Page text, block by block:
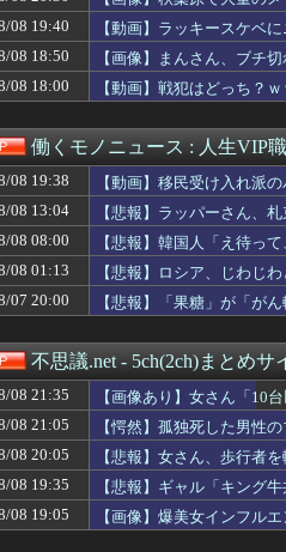
【画像】最近のJKの体育祭、もはや風
38歳格闘家さん「批判覚悟で言います
【悲報】中国の強者女性「年齢のせい
【悲報】思春期の娘に「キモッ」と言
【画像あり】女さん「10台以上引き連
結局、ヒョロガリってなんで体鍛えない
【ｼｺ画像】巨乳女さん「スポブラを着
浅田舞(37)「こんなおばさんでいいの…
【動画】女性審判、炎上ｗｗｗｗｗ
甲子園出場校 猛暑と資金難に苦しむ・
【驚愕】下半身麻痺の女とセフレにな
【爆笑】咲-Saki-、もうガチでめちゃく
ワイのイッヌみろ！
【画像】東京のライオンさん、溶ける
【悲報】西村ゆかさん、新党の届け出を
彼女を身体と顔で選んだ結果...
【画像】10代水着ギャル、がっつり犯
【衝撃】尾田栄一郎さん「数字で一番に
【動画】女さん「彼氏いない女のリアル
【動画】巨乳女さん、店内で自慢のお
【悲報】仙台育英の可愛すぎるマネー
【社会】従業員退職で倒産、過去最多
08 19:40
【動画】ラッキースケベ
08 18:50
【画像】まんさん、ブチ
08 18:00
【動画】戦犯はどっち？
働くモノニュース : 人生VIP
08 19:38
【動画】移民受け入れ派
08 13:04
【悲報】ラッパーさん、
08 08:00
【悲報】韓国人「え待っ
08 01:13
【悲報】ロシア、じわじ
07 20:00
【悲報】「果糖」が「が
不思議.net - 5ch(2ch)まとめサ
08 21:35
【画像あり】女さん「10
08 21:05
【愕然】孤独死した男性
08 20:05
【悲報】女さん、歩行者
08 19:35
【悲報】ギャル「キング
08 19:05
【画像】爆美女インフル